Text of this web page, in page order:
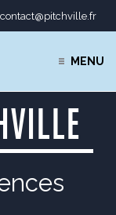
contact@pitchville.fr
MENU